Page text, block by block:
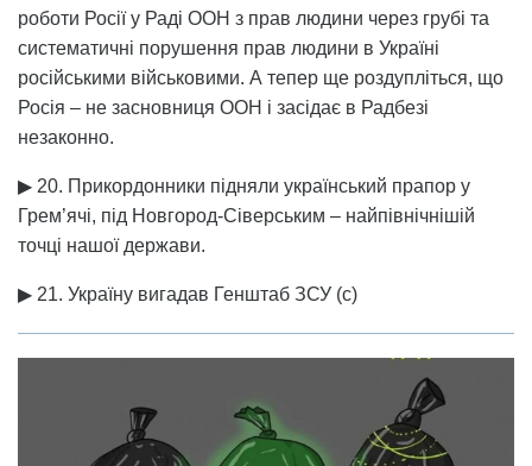
роботи Росії у Раді ООН з прав людини через грубі та
систематичні порушення прав людини в Україні
російськими військовими. А тепер ще роздупліться, що
Росія – не засновниця ООН і засідає в Радбезі
незаконно.
▶ 20. Прикордонники підняли український прапор у
Грем’ячі, під Новгород-Сіверським – найпівнічнішій
точці нашої держави.
▶ 21. Україну вигадав Генштаб ЗСУ (с)